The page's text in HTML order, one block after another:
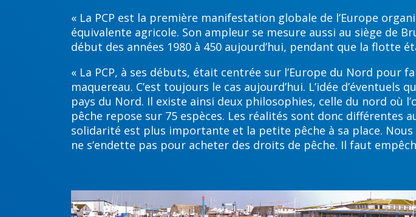
« La PCP est la première manifestation globale de l’Europe
équivalente agricole. Son ampleur se mesure aussi au siège de
début des années 1980 à 450 aujourd’hui, pendant que la flotte
« La PCP, à ses débuts, était centrée sur l’Europe du Nord pour
maquereau. C’est toujours le cas aujourd’hui. L’idée
pays du Nord. Il existe ainsi deux philosophies, celle du nord où
pêche repose sur 75 espèces. Les réalités sont donc différentes
solidarité est plus importante et la petite pêche à sa place. Nous
ne s’endette pas pour acheter des droits de pêche. Il faut